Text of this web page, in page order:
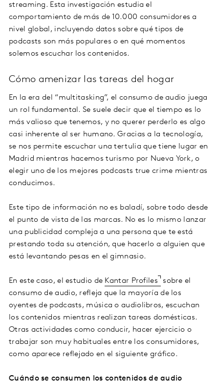
streaming. Esta investigación estudia el
comportamiento de más de 10.000 consumidores a
nivel global, incluyendo datos sobre qué tipos de
podcasts son más populares o en qué momentos
solemos escuchar los contenidos.
Cómo amenizar las tareas del hogar
En la era del “multitasking”, el consumo de audio juega
un rol fundamental. Se suele decir que el tiempo es lo
más valioso que tenemos, y no querer perderlo es algo
casi inherente al ser humano. Gracias a la tecnología,
se nos permite escuchar una tertulia que tiene lugar en
Madrid mientras hacemos turismo por Nueva York, o
elegir uno de los mejores podcasts true crime mientras
conducimos.
Este tipo de información no es baladí, sobre todo desde
el punto de vista de las marcas. No es lo mismo lanzar
una publicidad compleja a una persona que te está
prestando toda su atención, que hacerlo a alguien que
está levantando pesas en el gimnasio.
En este caso, el estudio de Kantar Profiles sobre el
consumo de audio, refleja que la mayoría de los
oyentes de podcasts, música o audiolibros, escuchan
los contenidos mientras realizan tareas domésticas.
Otras actividades como conducir, hacer ejercicio o
trabajar son muy habituales entre los consumidores,
como aparece reflejado en el siguiente gráfico.
Cuándo se consumen los contenidos de audio